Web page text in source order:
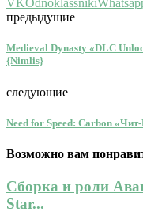
VKOdnoklassniki
предыдущие
Medieval Dynasty «DLC
{Nimlis}
следующие
Need for Speed: Carbon
Возможно вам
Сборка и роли
Star...